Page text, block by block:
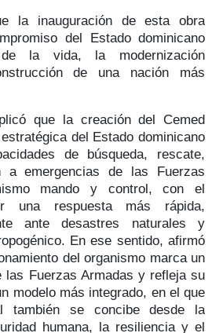
la inauguración de esta obra
del Estado dominicano
de la vida, la modernización
de una nación más
que la creación del Cemed
del Estado dominicano
de búsqueda, rescate,
a emergencias de las Fuerzas
mando y control, con el
una respuesta más rápida,
ante desastres naturales y
En ese sentido, afirmó
del organismo marca un
las Fuerzas Armadas y refleja su
modelo más integrado, en el que
también se concibe desde la
humana, la resiliencia y el